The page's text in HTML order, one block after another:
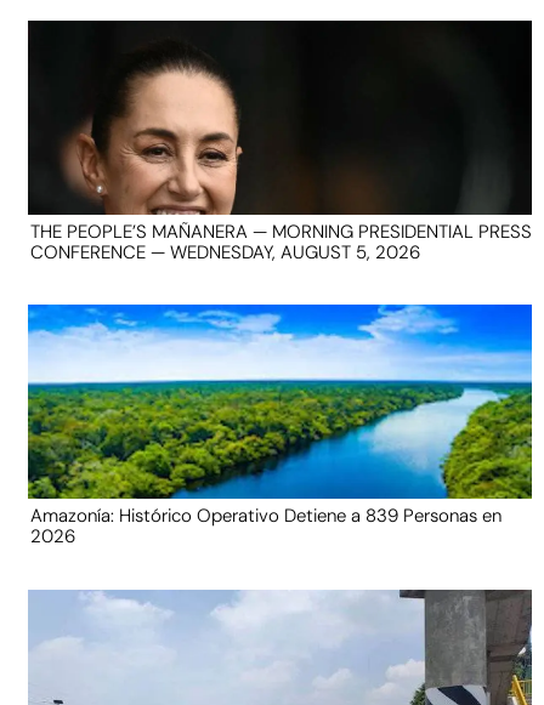
THE PEOPLE’S MAÑANERA — MORNING PRESIDENTIAL PRESS
CONFERENCE — WEDNESDAY, AUGUST 5, 2026
Amazonía: Histórico Operativo Detiene a 839 Personas en
2026